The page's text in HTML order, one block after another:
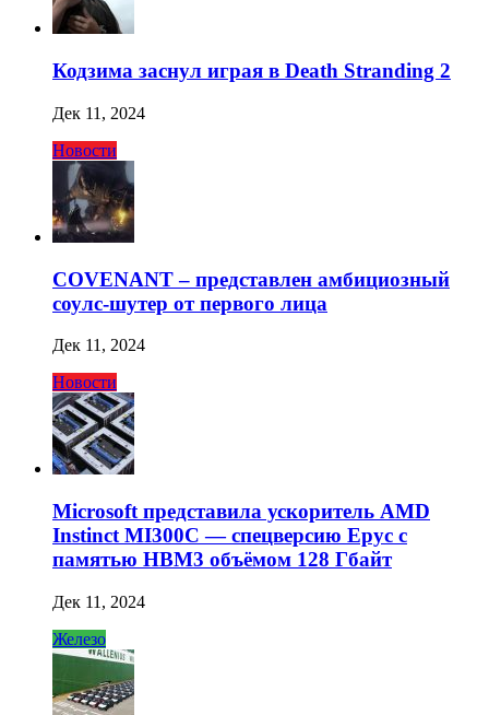
Кодзима заснул играя в Death Stranding 2
Дек 11, 2024
Новости
COVENANT – представлен амбициозный
соулс-шутер от первого лица
Дек 11, 2024
Новости
Microsoft представила ускоритель AMD
Instinct MI300C — спецверсию Epyc с
памятью HBM3 объёмом 128 Гбайт
Дек 11, 2024
Железо